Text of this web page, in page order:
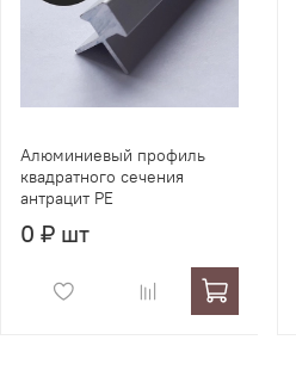
Алюминиевый профиль
квадратного сечения
антрацит PE
0 ₽ шт